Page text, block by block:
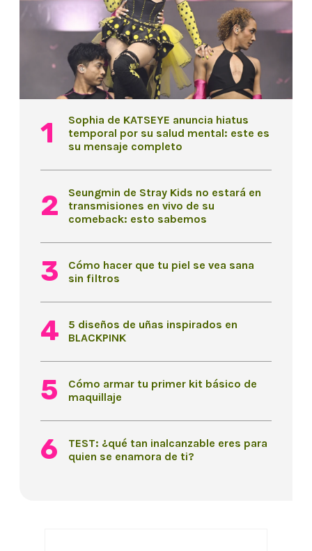
Sophia de KATSEYE anuncia hiatus
temporal por su salud mental: este es
su mensaje completo
Seungmin de Stray Kids no estará en
transmisiones en vivo de su
comeback: esto sabemos
Cómo hacer que tu piel se vea sana
sin filtros
5 diseños de uñas inspirados en
BLACKPINK
Cómo armar tu primer kit básico de
maquillaje
TEST: ¿qué tan inalcanzable eres para
quien se enamora de ti?